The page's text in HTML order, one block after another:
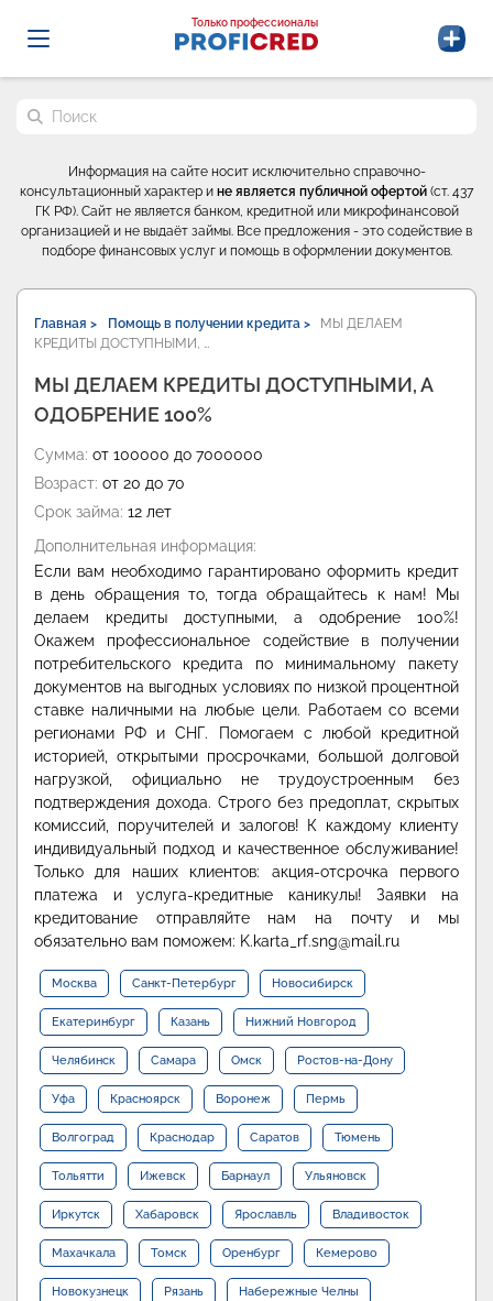
Probrokery - Только профессионалы
Только профессионалы
Поиск по сайту
Информация на сайте носит исключительно справочно-
консультационный характер и не является публичной офертой (ст. 437
ГК РФ). Сайт не является банком, кредитной или микрофинансовой
организацией и не выдаёт займы. Все предложения - это содействие в
подборе финансовых услуг и помощь в оформлении документов.
Главная > Помощь в получении кредита >
МЫ ДЕЛАЕМ
КРЕДИТЫ ДОСТУПНЫМИ, …
МЫ ДЕЛАЕМ КРЕДИТЫ ДОСТУПНЫМИ, А
ОДОБРЕНИЕ 100%
Сумма: от 100000 до 7000000
Возраст: от 20 до 70
Срок займа: 12 лет
Дополнительная информация:
Если вам необходимо гарантировано оформить кредит
в день обращения то, тогда обращайтесь к нам! Мы
делаем кредиты доступными, а одобрение 100%!
Окажем профессиональное содействие в получении
потребительского кредита по минимальному пакету
документов на выгодных условиях по низкой процентной
ставке наличными на любые цели. Работаем со всеми
регионами РФ и СНГ. Помогаем с любой кредитной
историей, открытыми просрочками, большой долговой
нагрузкой, официально не трудоустроенным без
подтверждения дохода. Строго без предоплат, скрытых
комиссий, поручителей и залогов! К каждому клиенту
индивидуальный подход и качественное обслуживание!
Только для наших клиентов: акция-отсрочка первого
платежа и услуга-кредитные каникулы! Заявки на
кредитование отправляйте нам на почту и мы
обязательно вам поможем: K.karta_rf.sng@mail.ru
Москва Санкт-Петербург Новосибирск
Екатеринбург Казань Нижний Новгород
Челябинск Самара Омск Ростов-на-Дону
Уфа Красноярск Воронеж Пермь
Волгоград Краснодар Саратов Тюмень
Тольятти Ижевск Барнаул Ульяновск
Иркутск Хабаровск Ярославль Владивосток
Махачкала Томск Оренбург Кемерово
Новокузнецк Рязань Набережные Челны